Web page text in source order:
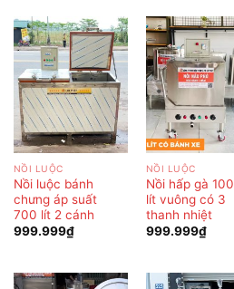
NỒI LUỘC
Nồi luộc bánh
chưng áp suất
700 lít 2 cánh
999.999₫
NỒI LUỘC
Nồi hấp gà 100
lít vuông có 3
thanh nhiệt
999.999₫